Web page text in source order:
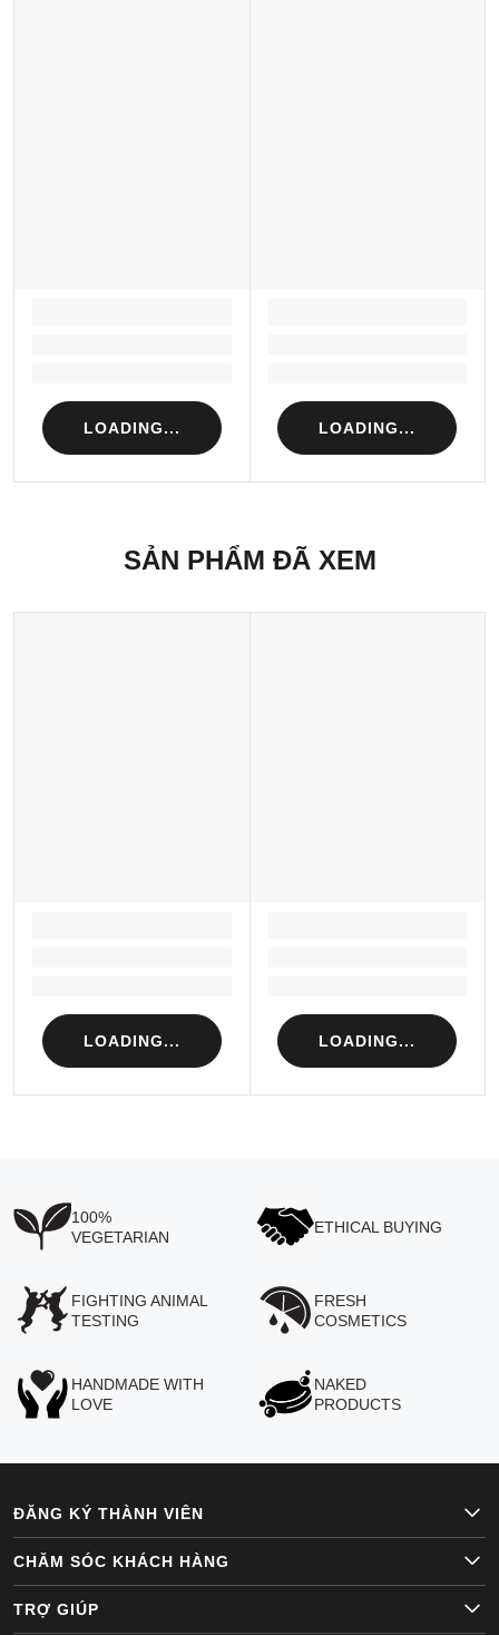
LOADING... LOADING...
SẢN PHẨM ĐÃ XEM
LOADING... LOADING...
100%
VEGETARIAN
ETHICAL BUYING
FIGHTING ANIMAL
TESTING
FRESH
COSMETICS
HANDMADE WITH
LOVE
NAKED
PRODUCTS
ĐĂNG KÝ THÀNH VIÊN
CHĂM SÓC KHÁCH HÀNG
TRỢ GIÚP